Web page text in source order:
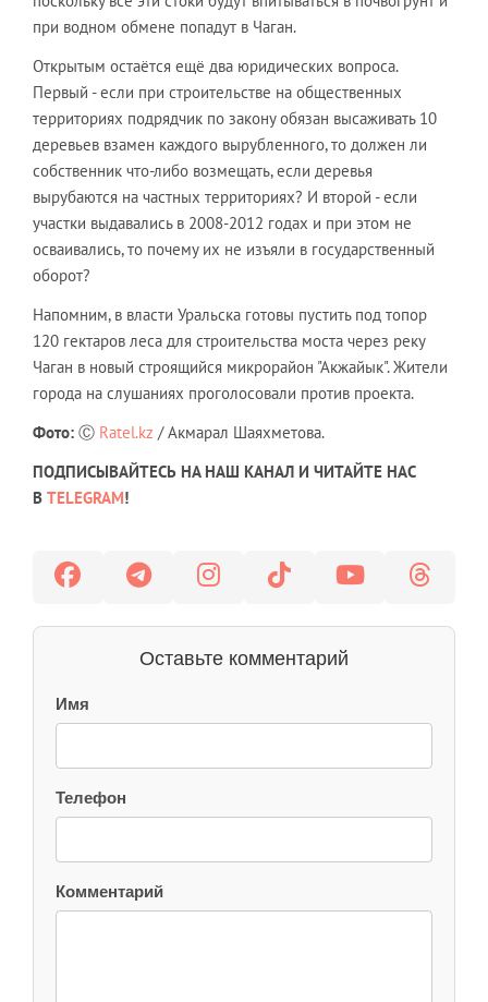
при водном обмене попадут в Чаган.
Открытым остаётся ещё два юридических вопроса.
Первый - если при строительстве на общественных
территориях подрядчик по закону обязан высаживать 10
деревьев взамен каждого вырубленного, то должен ли
собственник что-либо возмещать, если деревья
вырубаются на частных территориях? И второй - если
участки выдавались в 2008-2012 годах и при этом не
осваивались, то почему их не изъяли в государственный
оборот?
Напомним, в власти Уральска готовы пустить под топор
120 гектаров леса для строительства моста через реку
Чаган в новый строящийся микрорайон "Акжайык". Жители
города на слушаниях проголосовали против проекта.
Фото: Ⓒ Ratel.kz / Акмарал Шаяхметова.
ПОДПИСЫВАЙТЕСЬ НА НАШ КАНАЛ И ЧИТАЙТЕ НАС
В TELEGRAM!
Оставьте комментарий
Имя
Телефон
Комментарий